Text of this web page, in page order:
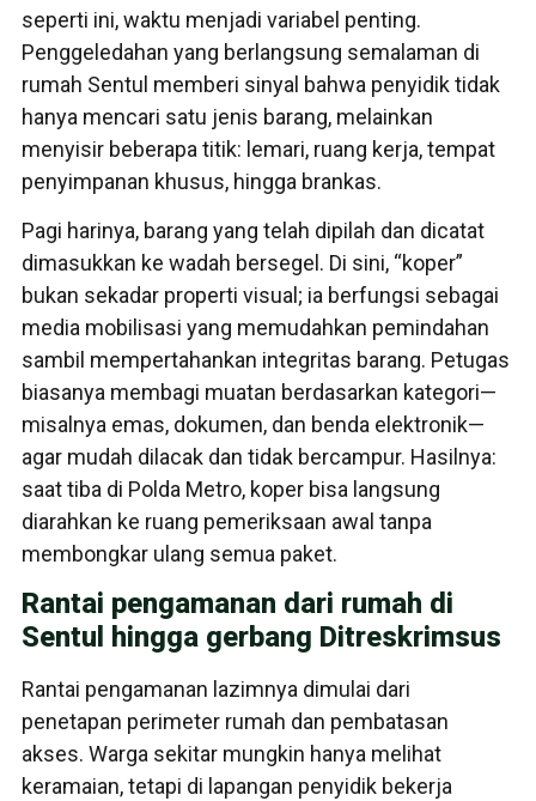
seperti ini, waktu menjadi variabel penting.
Penggeledahan yang berlangsung semalaman di
rumah Sentul memberi sinyal bahwa penyidik tidak
hanya mencari satu jenis barang, melainkan
menyisir beberapa titik: lemari, ruang kerja, tempat
penyimpanan khusus, hingga brankas.
Pagi harinya, barang yang telah dipilah dan dicatat
dimasukkan ke wadah bersegel. Di sini, “koper”
bukan sekadar properti visual; ia berfungsi sebagai
media mobilisasi yang memudahkan pemindahan
sambil mempertahankan integritas barang. Petugas
biasanya membagi muatan berdasarkan kategori—
misalnya emas, dokumen, dan benda elektronik—
agar mudah dilacak dan tidak bercampur. Hasilnya:
saat tiba di Polda Metro, koper bisa langsung
diarahkan ke ruang pemeriksaan awal tanpa
membongkar ulang semua paket.
Rantai pengamanan dari rumah di
Sentul hingga gerbang Ditreskrimsus
Rantai pengamanan lazimnya dimulai dari
penetapan perimeter rumah dan pembatasan
akses. Warga sekitar mungkin hanya melihat
keramaian, tetapi di lapangan penyidik bekerja